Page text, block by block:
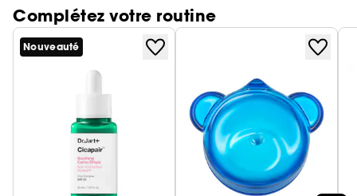
Complétez votre routine
Nouveauté